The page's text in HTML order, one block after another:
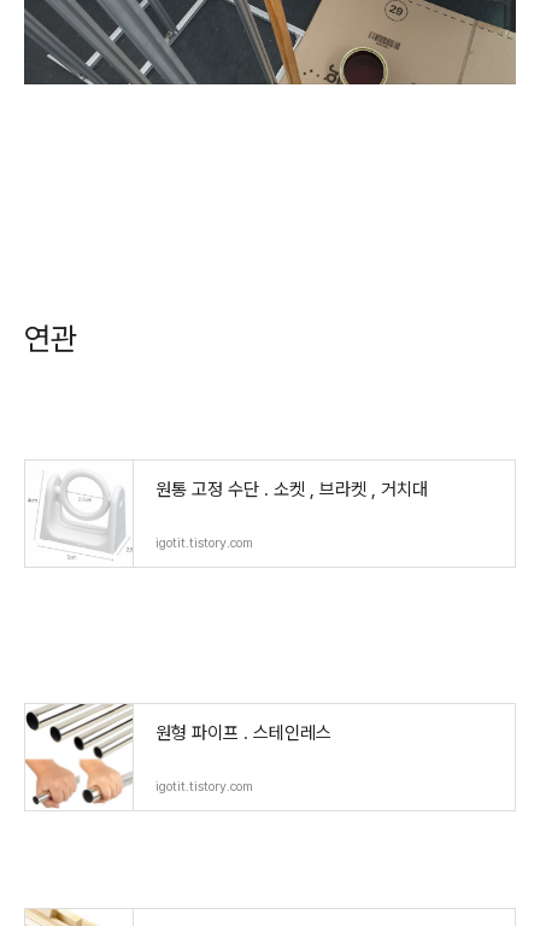
연관
원통 고정 수단 . 소켓 , 브라켓 , 거치대
igotit.tistory.com
원형 파이프 . 스테인레스
igotit.tistory.com